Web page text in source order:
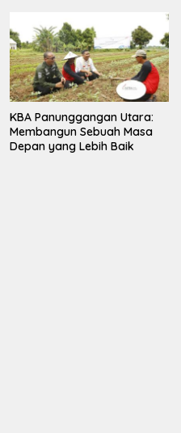
KBA Panunggangan Utara:
Membangun Sebuah Masa
Depan yang Lebih Baik